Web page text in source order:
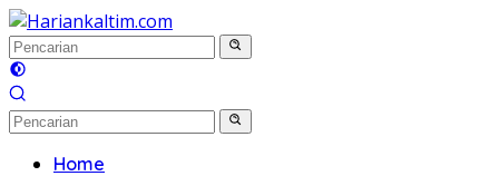
Langsung
ke
konten
Home